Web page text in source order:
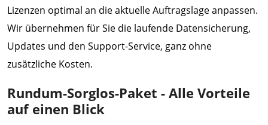
Lizenzen optimal an die aktuelle Auftragslage anpassen.
Wir übernehmen für Sie die laufende Datensicherung,
Updates und den Support-Service, ganz ohne
zusätzliche Kosten.
Rundum-Sorglos-Paket - Alle Vorteile
auf einen Blick